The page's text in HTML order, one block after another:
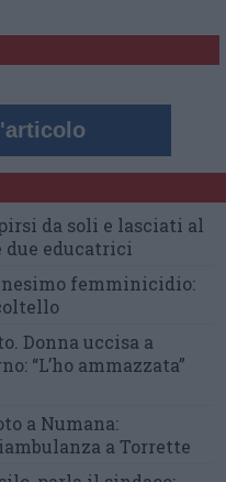
da soli e lasciati al
due educatrici
femminicidio:
Donna uccisa a
“L’ho ammazzata”
a Numana:
a Torrette